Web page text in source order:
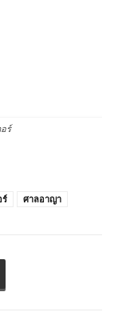
ร์
ร์ ศาลอาญา